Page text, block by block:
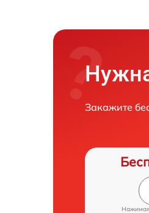
Закажите
Нажимая